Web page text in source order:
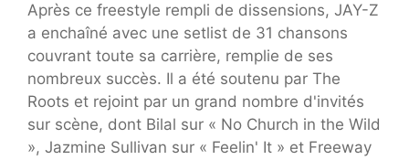
Après ce freestyle rempli de dissensions, JAY-Z
a enchaîné avec une setlist de 31 chansons
couvrant toute sa carrière, remplie de ses
nombreux succès. Il a été soutenu par The
Roots et rejoint par un grand nombre d'invités
sur scène, dont Bilal sur « No Church in the Wild
», Jazmine Sullivan sur « Feelin' It » et Freeway